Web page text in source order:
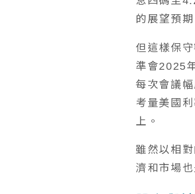
的展望預期
但這樣保
準會2025
每次會議
考量美國
上。
雖然以相
濟和市場